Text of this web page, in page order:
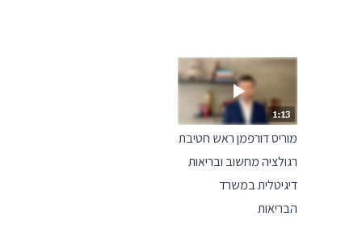
מוריס דורפמן ראש חטיבת
רגולציה מחשוב ובריאות
דיגיטלית במשרד
הבריאות